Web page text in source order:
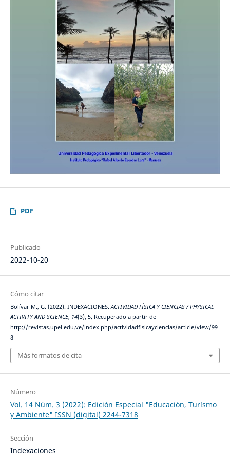
PDF
Publicado
2022-10-20
Cómo citar
Bolívar M., G. (2022). INDEXACIONES. ACTIVIDAD FÍSICA Y CIENCIAS / PHYSICAL
ACTIVITY AND SCIENCE, 14(3), 5. Recuperado a partir de
http://revistas.upel.edu.ve/index.php/actividadfisicayciencias/article/view/99
8
Más formatos de cita
Número
Vol. 14 Núm. 3 (2022): Edición Especial "Educación, Turísmo
y Ambiente" ISSN (digital) 2244-7318
Sección
Indexaciones